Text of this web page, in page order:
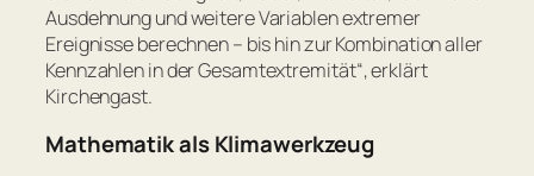
Ausdehnung und weitere Variablen extremer
Ereignisse berechnen – bis hin zur Kombination aller
Kennzahlen in der Gesamtextremität“, erklärt
Kirchengast.
Mathematik als Klimawerkzeug